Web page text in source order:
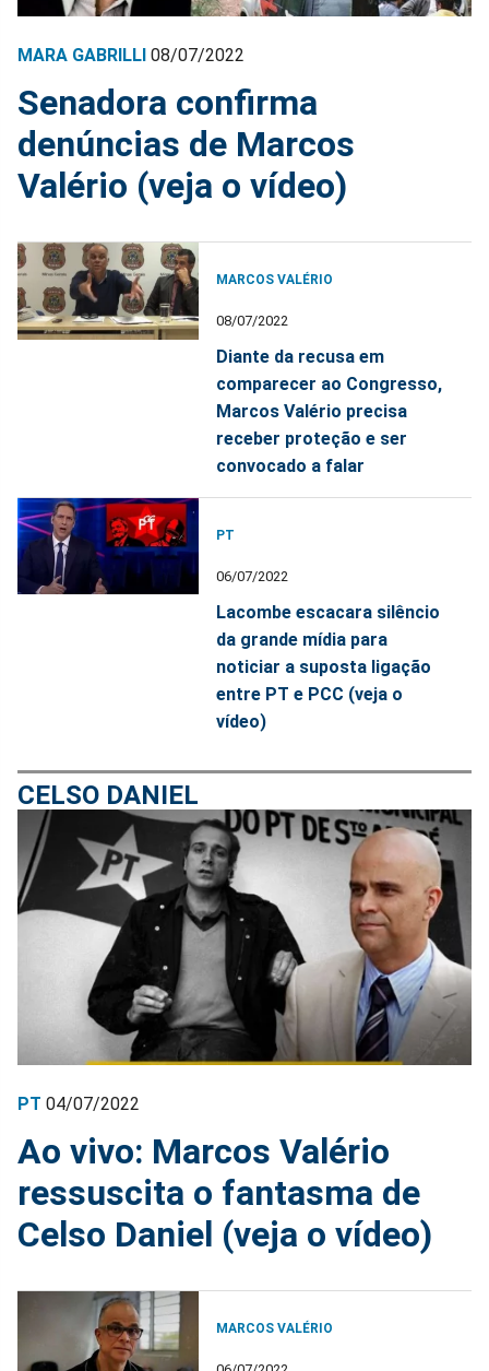
MARA GABRILLI 08/07/2022
Senadora confirma
denúncias de Marcos
Valério (veja o vídeo)
MARCOS VALÉRIO
08/07/2022
Diante da recusa em
comparecer ao Congresso,
Marcos Valério precisa
receber proteção e ser
convocado a falar
PT
06/07/2022
Lacombe escacara silêncio
da grande mídia para
noticiar a suposta ligação
entre PT e PCC (veja o
vídeo)
CELSO DANIEL
PT 04/07/2022
Ao vivo: Marcos Valério
ressuscita o fantasma de
Celso Daniel (veja o vídeo)
MARCOS VALÉRIO